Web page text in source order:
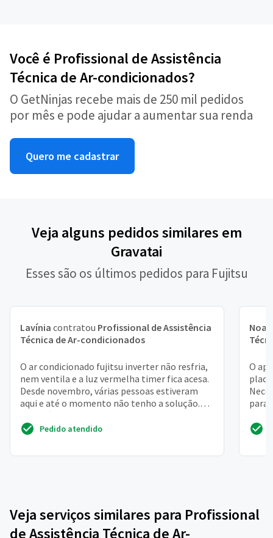
Você é Profissional de Assistência
Técnica de Ar-condicionados?
O GetNinjas recebe mais de 250 mil pedidos
por mês e pode ajudar a aumentar sua renda
Quero me cadastrar
Veja alguns pedidos similares em
Gravatai
Esses são os últimos pedidos para Fujitsu
Lavínia contratou Profissional de Assistência
Técnica de Ar-condicionados
O ar condicionado fujitsu inverter não resfria,
nem ventila e a luz vermelha timer fica acesa.
Desde novembro, várias pessoas estiveram
aqui e até o momento não tenho a solução.
Quem é au...
Pedido atendido
Noah
O
para
Veja serviços similares para Profissional
de Assistência Técnica de Ar-